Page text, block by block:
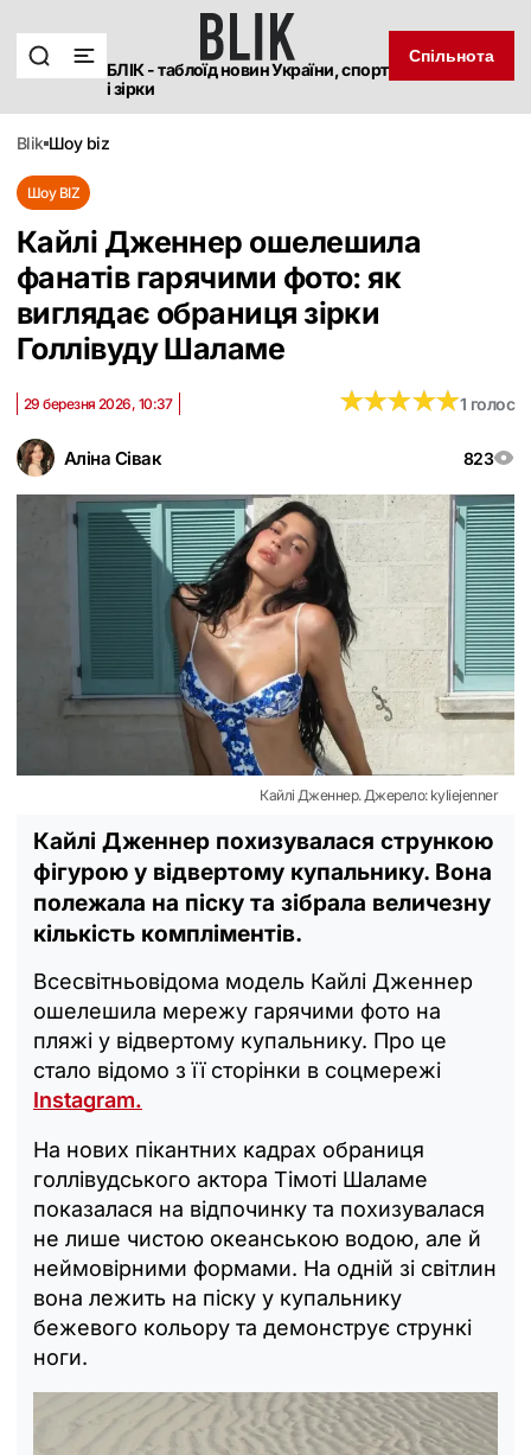
БЛІК - таблоїд новин України, спорт
і зірки
Спільнота
blik шоу biz
Шоу BIZ
Кайлі Дженнер ошелешила
фанатів гарячими фото: як
виглядає обраниця зірки
Голлівуду Шаламе
Аліна Сівак 823
29 березня 2026, 10:37 ★★★★★
★★★★★1 голос
Кайлі Дженнер. Джерело: kyliejenner
Кайлі Дженнер похизувалася стрункою
фігурою у відвертому купальнику. Вона
полежала на піску та зібрала величезну
кількість компліментів.
Всесвітньовідома модель Кайлі Дженнер
ошелешила мережу гарячими фото на
пляжі у відвертому купальнику. Про це
стало відомо з її сторінки в соцмережі
Instagram.
На нових пікантних кадрах обраниця
голлівудського актора Тімоті Шаламе
показалася на відпочинку та похизувалася
не лише чистою океанською водою, але й
неймовірними формами. На одній зі світлин
вона лежить на піску у купальнику
бежевого кольору та демонструє стрункі
ноги.